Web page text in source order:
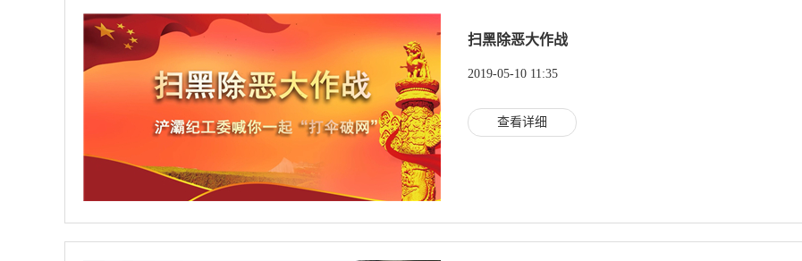
扫黑除恶大作战
2019-05-10 11:35
查看详细